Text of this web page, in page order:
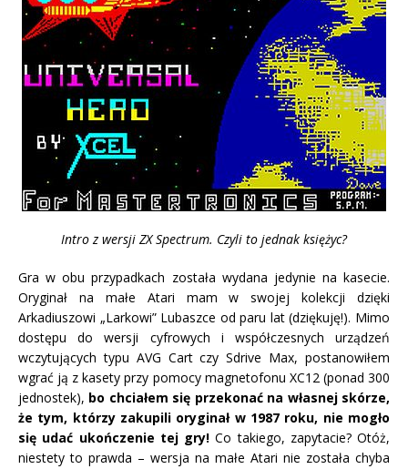
Intro z wersji ZX Spectrum. Czyli to jednak księżyc?
Gra w obu przypadkach została wydana jedynie na kasecie.
Oryginał na małe Atari mam w swojej kolekcji dzięki
Arkadiuszowi „Larkowi” Lubaszce od paru lat (dziękuję!). Mimo
dostępu do wersji cyfrowych i współczesnych urządzeń
wczytujących typu AVG Cart czy Sdrive Max, postanowiłem
wgrać ją z kasety przy pomocy magnetofonu XC12 (ponad 300
jednostek), bo chciałem się przekonać na własnej skórze,
że tym, którzy zakupili oryginał w 1987 roku, nie mogło
się udać ukończenie tej gry! Co takiego, zapytacie? Otóż,
niestety to prawda – wersja na małe Atari nie została chyba